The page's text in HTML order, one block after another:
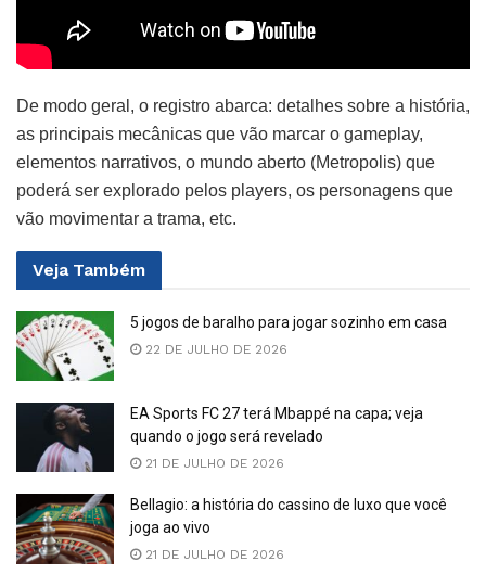
De modo geral, o registro abarca: detalhes sobre a história,
as principais mecânicas que vão marcar o gameplay,
elementos narrativos, o mundo aberto (Metropolis) que
poderá ser explorado pelos players, os personagens que
vão movimentar a trama, etc.
Veja Também
5 jogos de baralho para jogar sozinho em casa
22 DE JULHO DE 2026
EA Sports FC 27 terá Mbappé na capa; veja
quando o jogo será revelado
21 DE JULHO DE 2026
Bellagio: a história do cassino de luxo que você
joga ao vivo
21 DE JULHO DE 2026